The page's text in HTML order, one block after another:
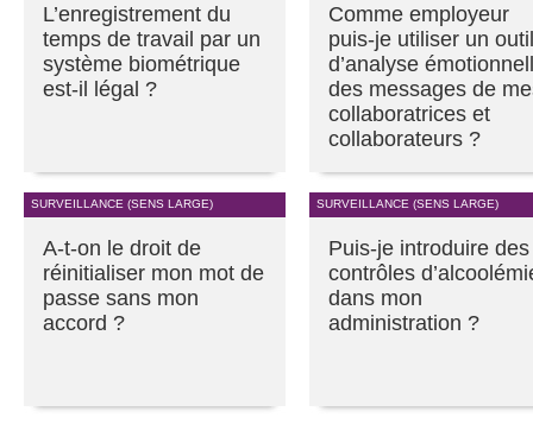
L’enregistrement du
temps de travail par un
système biométrique
est-il légal ?
Comme employeur
puis-je utiliser un outil
d’analyse
des messages de
collaboratrices et
collaborateurs ?
SURVEILLANCE (SENS LARGE)
A-t-on le droit de
réinitialiser mon mot de
passe sans mon
accord ?
SURVEILLANCE (SENS LARGE)
Puis-je introduire des
contrôles
dans mon
administration ?